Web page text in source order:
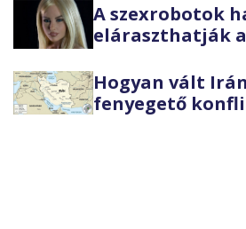
A szexrobotok
eláraszthatják
Hogyan vált
fenyegető